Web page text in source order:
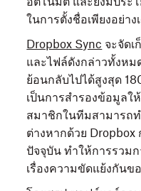
ในการตั้งชื่อเพียงอย่า
Dropbox Sync จะจัด
และไฟล์ดังกล่าวทั้งห
ย้อนกลับไปได้สูงสุด
เป็นการสำรองข้อมูลใ
สมาชิกในทีมสามารถ
ต่างหากด้วย Dropbox
ปัจจุบัน ทำให้การรวม
เรื่องความขัดแย้งกันข